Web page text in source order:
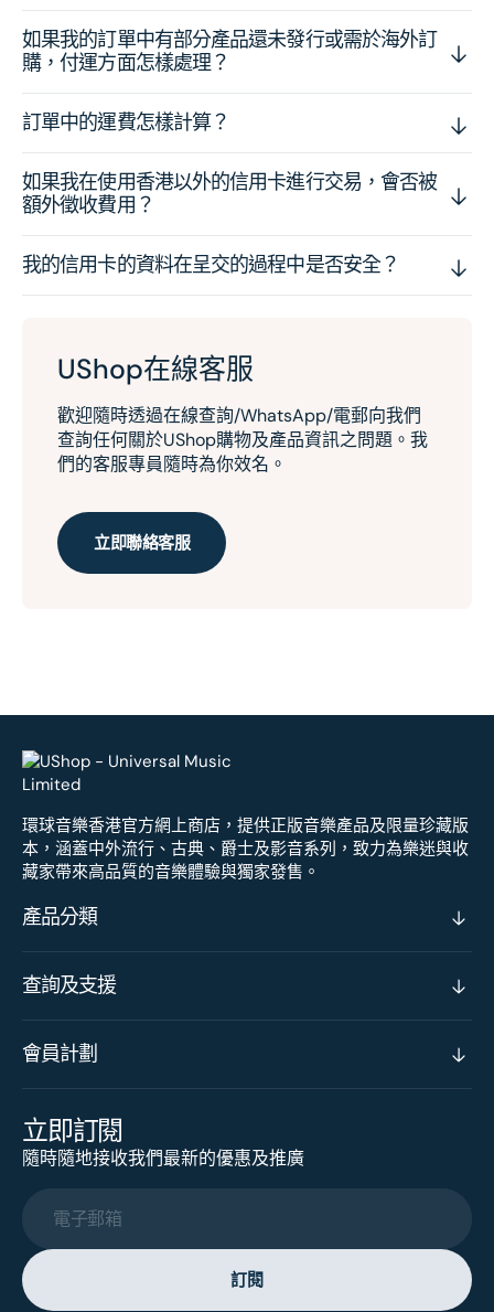
如果我的訂單中有部分產品還未發行或需於海外訂
購，付運方面怎樣處理？
訂單中的運費怎樣計算？
如果我在使用香港以外的信用卡進行交易，會否被
額外徵收費用？
我的信用卡的資料在呈交的過程中是否安全？
UShop在線客服
歡迎隨時透過在線查詢/WhatsApp/電郵向我們
查詢任何關於UShop購物及產品資訊之問題。我
們的客服專員隨時為你效名。
立即聯絡客服
環球音樂香港官方網上商店，提供正版音樂產品及限量珍藏版
本，涵蓋中外流行、古典、爵士及影音系列，致力為樂迷與收
藏家帶來高品質的音樂體驗與獨家發售。
產品分類
查詢及支援
會員計劃
立即訂閱
隨時隨地接收我們最新的優惠及推廣
電子郵箱
訂閱